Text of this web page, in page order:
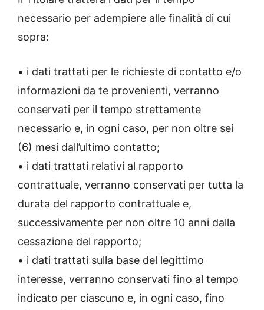
necessario per adempiere alle finalità di cui
sopra:
• i dati trattati per le richieste di contatto e/o
informazioni da te provenienti, verranno
conservati per il tempo strettamente
necessario e, in ogni caso, per non oltre sei
(6) mesi dall’ultimo contatto;
• i dati trattati relativi al rapporto
contrattuale, verranno conservati per tutta la
durata del rapporto contrattuale e,
successivamente per non oltre 10 anni dalla
cessazione del rapporto;
• i dati trattati sulla base del legittimo
interesse, verranno conservati fino al tempo
indicato per ciascuno e, in ogni caso, fino